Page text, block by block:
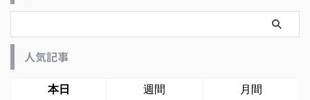
人気記事
本日 週間 月間